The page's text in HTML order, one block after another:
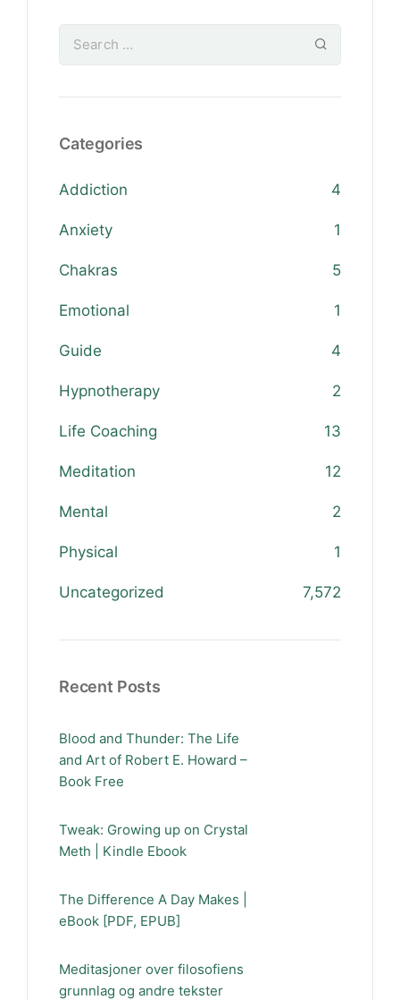
Categories
Addiction 4
Anxiety 1
Chakras 5
Emotional 1
Guide 4
Hypnotherapy 2
Life Coaching 13
Meditation 12
Mental 2
Physical 1
Uncategorized 7,572
Recent Posts
Blood and Thunder: The Life
and Art of Robert E. Howard –
Book Free
Tweak: Growing up on Crystal
Meth | Kindle Ebook
The Difference A Day Makes |
eBook [PDF, EPUB]
Meditasjoner over filosofiens
grunnlag og andre tekster